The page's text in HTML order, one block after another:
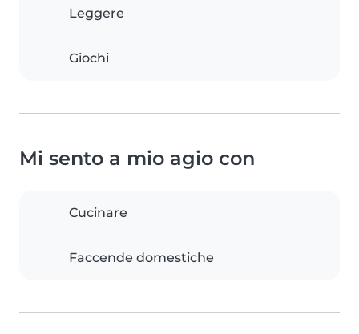
Leggere
Giochi
Mi sento a mio agio con
Cucinare
Faccende domestiche